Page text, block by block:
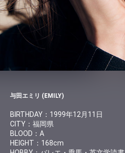
与田エミリ (EMILY)
BIRTHDAY：1999年12月11日
CITY：福岡県
BLOOD：A
HEIGHT：168cm